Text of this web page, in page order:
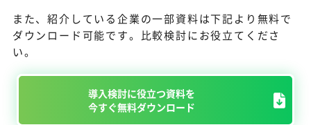
また、紹介している企業の一部資料は下記より無料で
ダウンロード可能です。比較検討にお役立てくださ
い。
導入検討に役立つ資料を
今すぐ無料ダウンロード